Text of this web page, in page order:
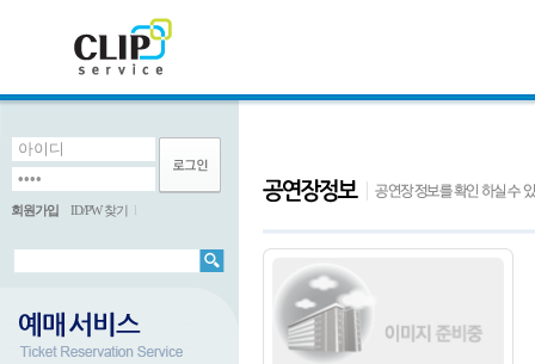
회원가입 ID/PW 찾기